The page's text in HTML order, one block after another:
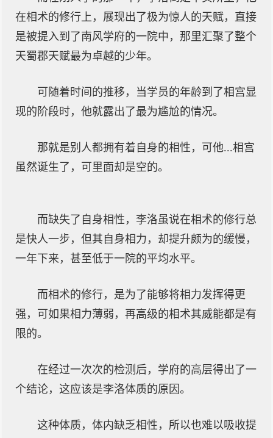
在相术的修行上，展现出了极为惊人的天赋，直接
是被提入到了南风学府的一院中，那里汇聚了整个
天蜀郡天赋最为卓越的少年。
可随着时间的推移，当学员的年龄到了相宫显
现的阶段时，他就露出了最为尴尬的情况。
那就是别人都拥有着自身的相性，可他...相宫
虽然诞生了，可里面却是空的。
而缺失了自身相性，李洛虽说在相术的修行总
是快人一步，但其自身相力，却提升颇为的缓慢，
一年下来，甚至低于一院的平均水平。
而相术的修行，是为了能够将相力发挥得更
强，可如果相力薄弱，再高级的相术其威能都是有
限的。
在经过一次次的检测后，学府的高层得出了一
个结论，这应该是李洛体质的原因。
这种体质，体内缺乏相性，所以也难以吸收提